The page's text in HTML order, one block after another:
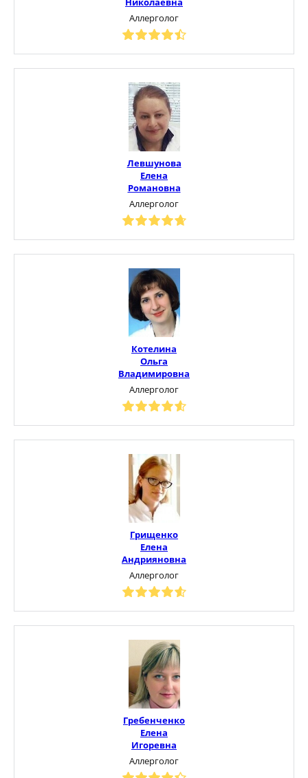
Аллерголог
Левшунова
Елена
Романовна
Аллерголог
Котелина
Ольга
Владимировна
Аллерголог
Грищенко
Елена
Андрияновна
Аллерголог
Гребенченко
Елена
Игоревна
Аллерголог